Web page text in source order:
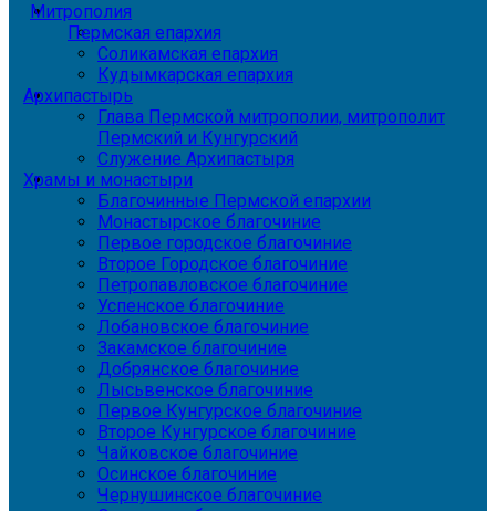
Митрополия
Пермская епархия
Соликамская епархия
Кудымкарская епархия
Архипастырь
Глава Пермской митрополии, митрополит
Пермский и Кунгурский
Служение Архипастыря
Храмы и монастыри
Благочинные Пермской епархии
Монастырское благочиние
Первое городское благочиние
Второе Городское благочиние
Петропавловское благочиние
Успенское благочиние
Лобановское благочиние
Закамское благочиние
Добрянское благочиние
Лысьвенское благочиние
Первое Кунгурское благочиние
Второе Кунгурское благочиние
Чайковское благочиние
Осинское благочиние
Чернушинское благочиние